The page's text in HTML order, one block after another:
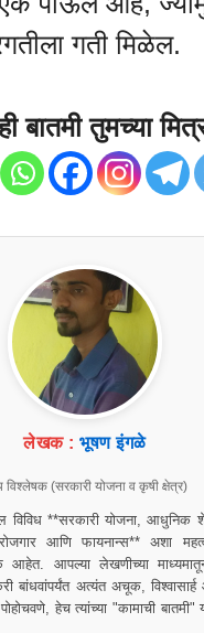
गती मिळेल.
बातमी तुमच्या
लेखक : भूषण इंगळे
विश्लेषक (सरकारी योजना व कृषी क्षेत्र)
विविध **सरकारी योजना, आधुनिक
आणि फायनान्स** अशा
आपल्या लेखणीच्या माध्यमातून
बांधवांपर्यंत अत्यंत अचूक,
हेच त्यांच्या "कामाची बातमी"